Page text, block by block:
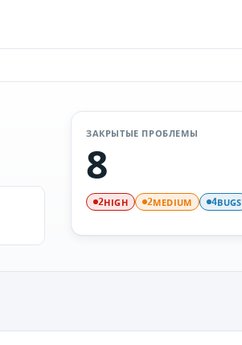
ЗАКРЫТЫЕ ПРОБЛЕМЫ
8
2HIGH 2MEDIUM 4BUGS